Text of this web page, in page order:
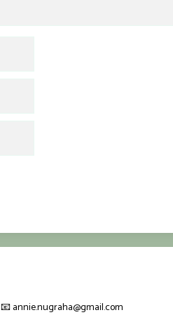
📧 annie.nugraha@gmail.com